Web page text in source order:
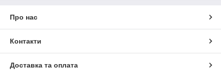
Про нас
Контакти
Доставка та оплата